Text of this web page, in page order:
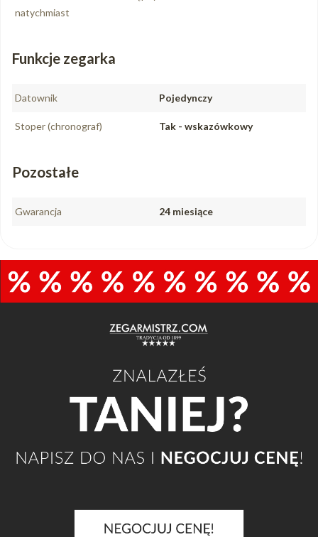
natychmiast
Funkcje zegarka
Datownik Pojedynczy
Stoper (chronograf) Tak - wskazówkowy
Pozostałe
Gwarancja 24 miesiące